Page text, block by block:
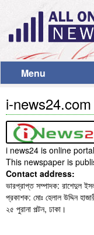
Menu
i-news24.com
i news24 is online
This newspaper is
Contact address:
ভারপ্রাপ্ত সম্পাদক: রাশেদুল
প্রকাশক: মোঃ হেলাল উদ্দিন
২৫ পুরানা পল্টন, ঢাকা।